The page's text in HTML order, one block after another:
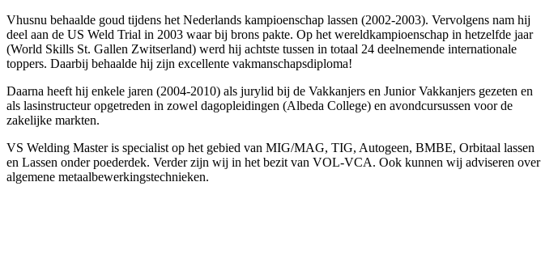
Vhusnu behaalde goud tijdens het Nederlands kampioenschap lassen (2002-2003). Vervolgens nam hij
deel aan de US Weld Trial in 2003 waar bij brons pakte. Op het wereldkampioenschap in hetzelfde jaar
(World Skills St. Gallen Zwitserland) werd hij achtste tussen in totaal 24 deelnemende internationale
toppers. Daarbij behaalde hij zijn excellente vakmanschapsdiploma!
Daarna heeft hij enkele jaren (2004-2010) als jurylid bij de Vakkanjers en Junior Vakkanjers gezeten en
als lasinstructeur opgetreden in zowel dagopleidingen (Albeda College) en avondcursussen voor de
zakelijke markten.
VS Welding Master is specialist op het gebied van MIG/MAG, TIG, Autogeen, BMBE, Orbitaal lassen
en Lassen onder poederdek. Verder zijn wij in het bezit van VOL-VCA. Ook kunnen wij adviseren over
algemene metaalbewerkingstechnieken.